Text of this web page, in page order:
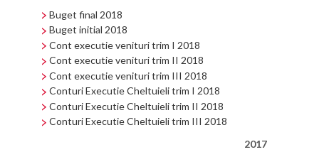
Buget final 2018
Buget initial 2018
Cont executie venituri trim I 2018
Cont executie venituri trim II 2018
Cont executie venituri trim III 2018
Conturi Executie Cheltuieli trim I 2018
Conturi Executie Cheltuieli trim II 2018
Conturi Executie Cheltuieli trim III 2018
2017